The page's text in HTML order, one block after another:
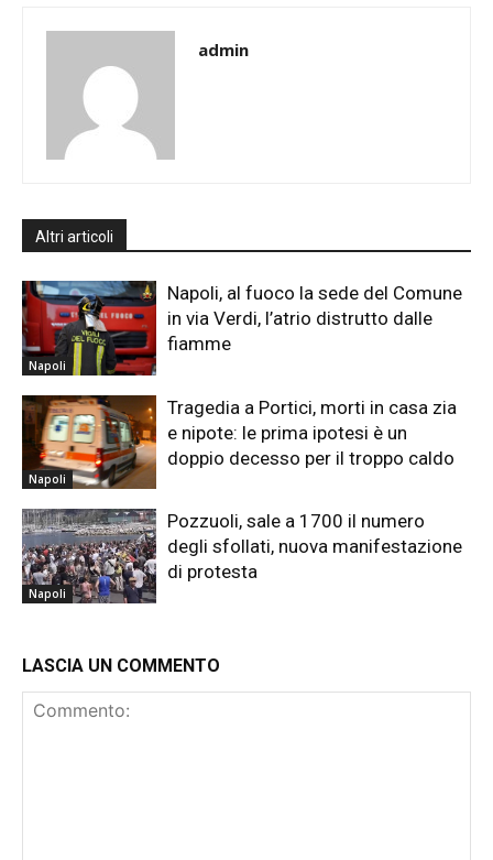
admin
Altri articoli
Napoli
Napoli, al fuoco la sede del Comune
in via Verdi, l’atrio distrutto dalle
fiamme
Napoli
Tragedia a Portici, morti in casa zia
e nipote: le prima ipotesi è un
doppio decesso per il troppo caldo
Napoli
Pozzuoli, sale a 1700 il numero
degli sfollati, nuova manifestazione
di protesta
LASCIA UN COMMENTO